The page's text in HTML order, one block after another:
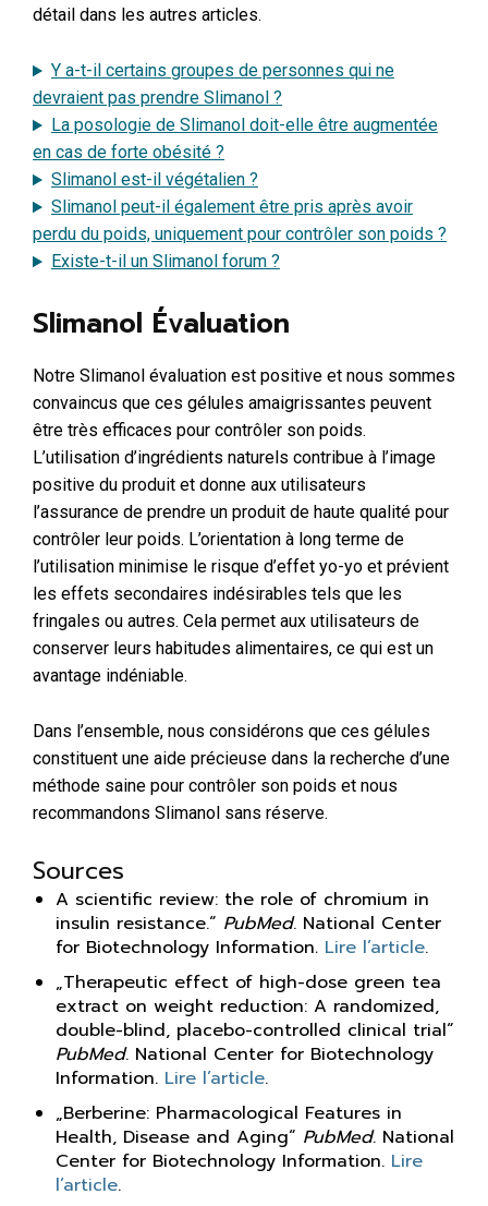
détail dans les autres articles.
Y a-t-il certains groupes de personnes qui ne
devraient pas prendre Slimanol ?
La posologie de Slimanol doit-elle être augmentée
en cas de forte obésité ?
Slimanol est-il végétalien ?
Slimanol peut-il également être pris après avoir
perdu du poids, uniquement pour contrôler son poids ?
Existe-t-il un Slimanol forum ?
Slimanol Évaluation
Notre Slimanol évaluation est positive et nous sommes
convaincus que ces gélules amaigrissantes peuvent
être très efficaces pour contrôler son poids.
L’utilisation d’ingrédients naturels contribue à l’image
positive du produit et donne aux utilisateurs
l’assurance de prendre un produit de haute qualité pour
contrôler leur poids. L’orientation à long terme de
l’utilisation minimise le risque d’effet yo-yo et prévient
les effets secondaires indésirables tels que les
fringales ou autres. Cela permet aux utilisateurs de
conserver leurs habitudes alimentaires, ce qui est un
avantage indéniable.
Dans l’ensemble, nous considérons que ces gélules
constituent une aide précieuse dans la recherche d’une
méthode saine pour contrôler son poids et nous
recommandons Slimanol sans réserve.
Sources
A scientific review: the role of chromium in
insulin resistance.“ PubMed. National Center
for Biotechnology Information. Lire l’article.
„Therapeutic effect of high-dose green tea
extract on weight reduction: A randomized,
double-blind, placebo-controlled clinical trial“
PubMed. National Center for Biotechnology
Information. Lire l’article.
„Berberine: Pharmacological Features in
Health, Disease and Aging“ PubMed. National
Center for Biotechnology Information. Lire
l’article.